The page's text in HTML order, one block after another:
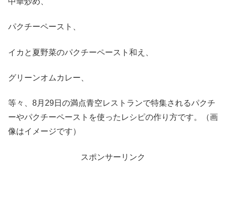
パクチーペースト、
イカと夏野菜のパクチーペースト和え、
グリーンオムカレー、
等々、8月29日の満点青空レストランで特集されるパクチ
ーやパクチーペーストを使ったレシピの作り方です。（画
像はイメージです）
スポンサーリンク